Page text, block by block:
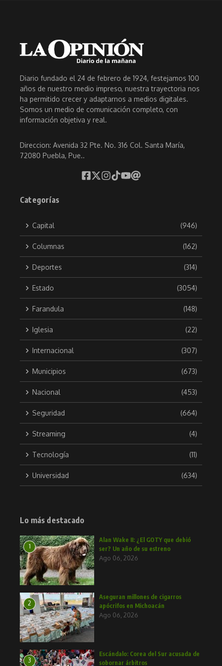
Diario fundado el 24 de febrero de 1924, festejamos 100
años de nuestro medio impreso, nuestra trayectoria nos
ha permitido crecer y adaptarnos a medios digitales.
Somos un medio de comunicación completo, con
información objetiva y real.
Direccion: Avenida 32 Pte. No. 316 Col. Santa María,
72080 Puebla, Pue..
Categorías
Capital (946)
Columnas (162)
Deportes (314)
Estado (3054)
Farandula (148)
Iglesia (22)
Internacional (307)
Municipios (673)
Nacional (453)
Seguridad (664)
Streaming (4)
Tecnología (11)
Universidad (634)
Lo más destacado
1
Alan Wake II: ¿El GOTY que debió
ser? Un año de su estreno
Ago 06, 2026
2
Aseguran millones de cigarros
apócrifos en Michoacán
Ago 06, 2026
3
Escándalo: Corea del Sur acusada de
sobornar árbitros